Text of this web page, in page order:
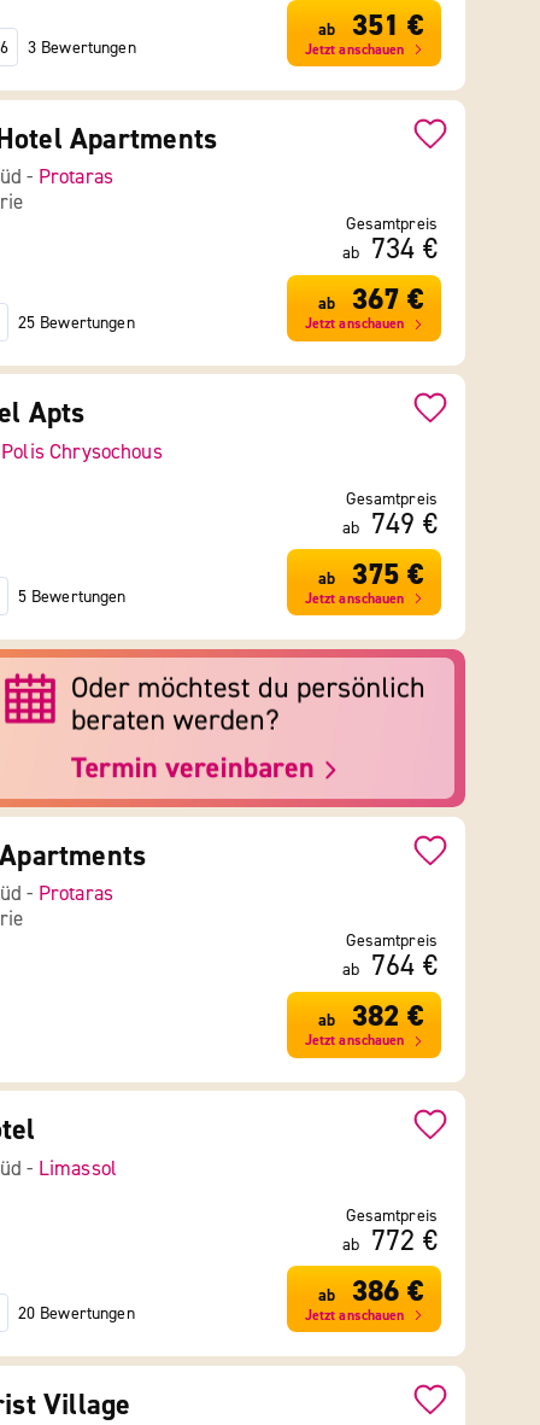
3 Bewertungen
ab 351 €
Jetzt anschauen
Apartments
- Protaras
25 Bewertungen
Gesamtpreis
ab
734 €
ab 367 €
Jetzt anschauen
Apts
Polis Chrysochous
5 Bewertungen
Gesamtpreis
ab
749 €
ab 375 €
Jetzt anschauen
- Protaras
Gesamtpreis
ab
764 €
ab 382 €
Jetzt anschauen
- Limassol
20 Bewertungen
Gesamtpreis
ab
772 €
ab 386 €
Jetzt anschauen
Village